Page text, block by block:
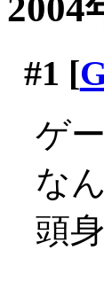
2004
#1 [
ゲ
な
頭